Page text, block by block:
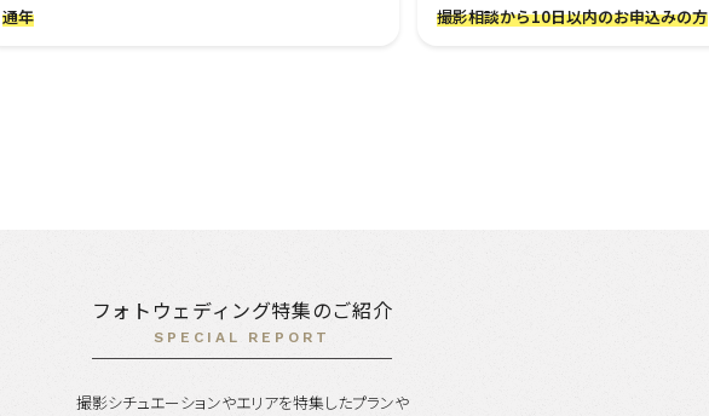
通年 撮影相談から10日以内のお申込みの方
フォトウェディング特集のご紹介
SPECIAL REPORT
撮影シチュエーションやエリアを特集したプランや